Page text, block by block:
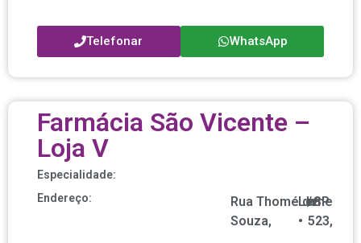
Telefonar WhatsApp
Farmácia São Vicente –
Loja V
Especialidade:
Endereço:
Rua Thomé de
Souza,
nº
523,
/
Leme
•
SP